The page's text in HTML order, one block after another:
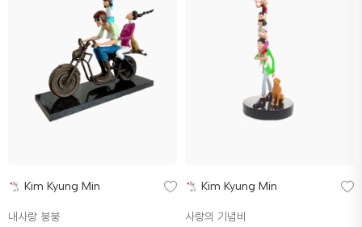
Kim Kyung Min
내사랑 붕붕
Kim Kyung Min
사랑의 기념비